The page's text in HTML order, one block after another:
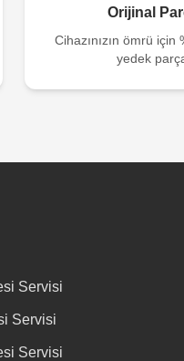
Orijinal
Cihazınızın ömrü için
yedek
Servisi
Servisi
Servisi